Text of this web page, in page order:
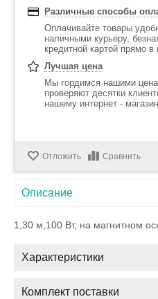
Различные способы
Оплачивайте товары
наличными курьеру,
кредитной картой прямо в
Лучшая цена
Мы гордимся нашими
проверяют десятки
нашему интернет -
Отложить Сравнить
Описание
1,30 м,100 Вт, на магнитном
Характеристики
Комплект поставки